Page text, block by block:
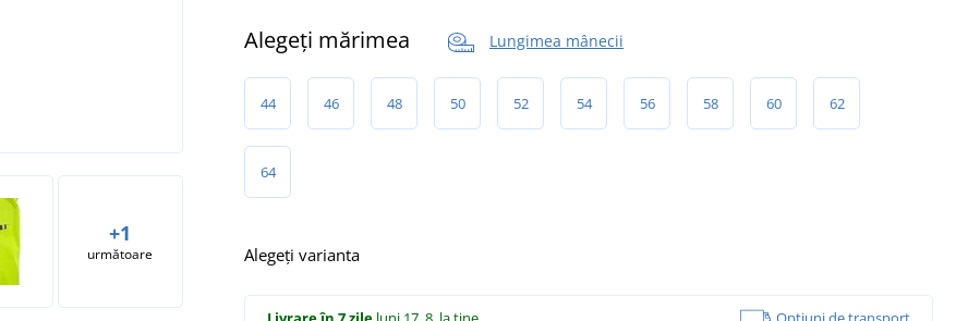
+1
următoare
Alegeți mărimea Lungimea mânecii
44 46 48 50 52 54 56 58 60 62
64
Alegeți varianta